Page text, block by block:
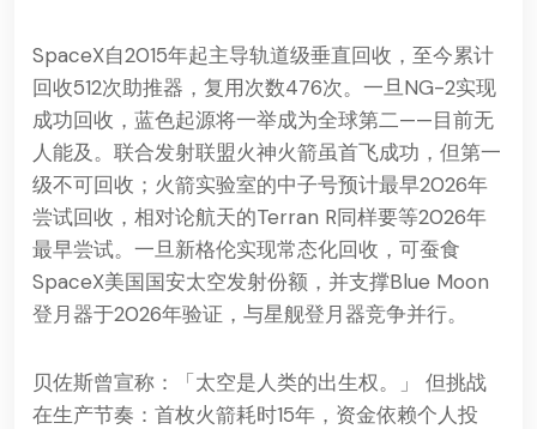
SpaceX自2015年起主导轨道级垂直回收，至今累计
回收512次助推器，复用次数476次。一旦NG-2实现
成功回收，蓝色起源将一举成为全球第二——目前无
人能及。联合发射联盟火神火箭虽首飞成功，但第一
级不可回收；火箭实验室的中子号预计最早2026年
尝试回收，相对论航天的Terran R同样要等2026年
最早尝试。一旦新格伦实现常态化回收，可蚕食
SpaceX美国国安太空发射份额，并支撑Blue Moon
登月器于2026年验证，与星舰登月器竞争并行。
贝佐斯曾宣称：「太空是人类的出生权。」 但挑战
在生产节奏：首枚火箭耗时15年，资金依赖个人投